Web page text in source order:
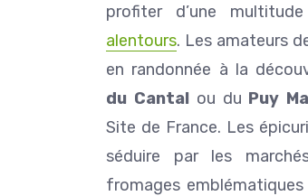
profiter d’une multitude
alentours. Les amateurs
en randonnée à la
du Cantalou du Puy
Site de France. Les
séduire par les
fromages